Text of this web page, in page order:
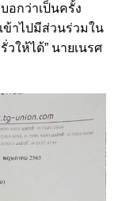
อกว่าเป็นครั้ง
ข้าไปมีส่วนร่วมใน
ให้ได้” นายเนรศ